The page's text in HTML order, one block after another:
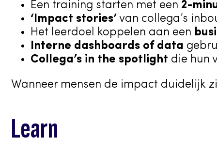
Een training starten met een 2-
‘Impact stories’ van collega’s
Het leerdoel koppelen aan een
Interne dashboards of data
Collega’s in the spotlight die hun
Wanneer mensen de impact duidelijk
Learn